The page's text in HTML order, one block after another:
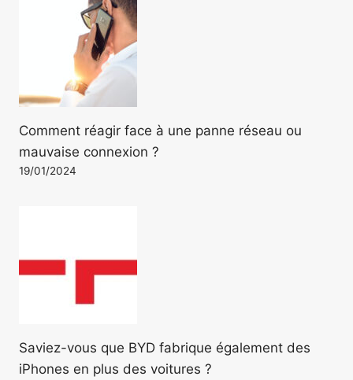
Comment réagir face à une panne réseau ou
mauvaise connexion ?
19/01/2024
Saviez-vous que BYD fabrique également des
iPhones en plus des voitures ?